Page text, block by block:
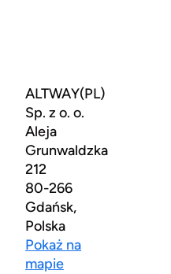
ALTWAY(PL)
Sp. z o. o.
Aleja
Grunwaldzka
212
80-266
Gdańsk,
Polska
Pokaż na
mapie